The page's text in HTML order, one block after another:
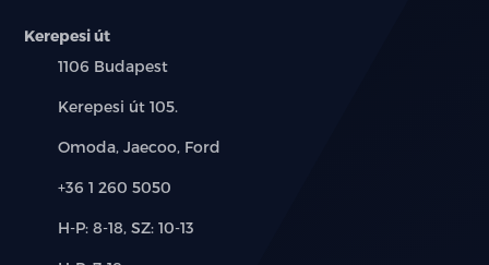
Kerepesi út
Település:
1106 Budapest
Cím:
Kerepesi út 105.
Márkák:
Omoda, Jaecoo, Ford
Telefon:
+36 1 260 5050
Új-
H-P: 8-18, SZ: 10-13